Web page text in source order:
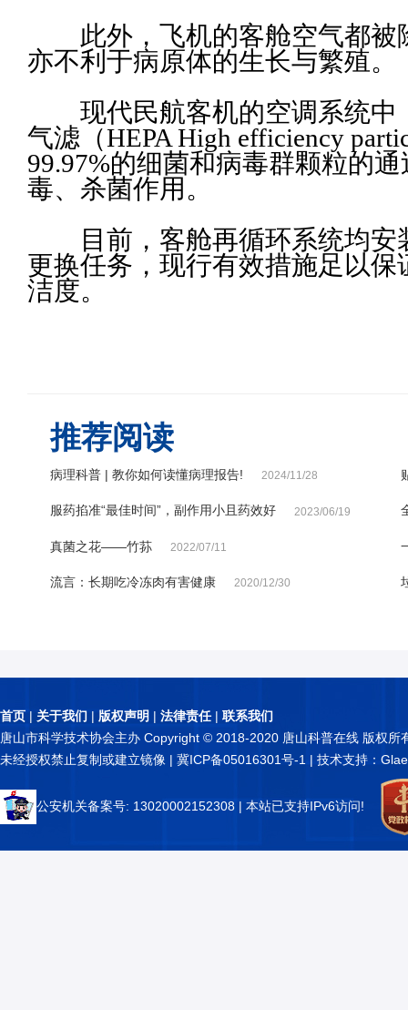
此外，飞机的客舱空气都被
亦不利于病原体的生长与繁殖。
现代民航客机的空调系统中
气滤（HEPA High efficiency
99.97%的细菌和病毒群颗粒的
毒、杀菌作用。
目前，客舱再循环系统均安
更换任务，现行有效措施足以
洁度。
推荐阅读
病理科普 | 教你如何读懂病理报告! 2024/11/28
服药掐准“最佳时间”，副作用小且药效好 2023/06/19
真菌之花——竹荪 2022/07/11
流言：长期吃冷冻肉有害健康 2020/12/30
首页 | 关于我们 | 版权声明 | 法律责任| 联系我们
唐山市科学技术协会主办 Copyright © 2018-2020 唐山科普在线 版权所
未经授权禁止复制或建立镜像 | 冀ICP备05016301号-1 | 技术支持：
公安机关备案号: 13020002152308 | 本站已支持IPv6访问!